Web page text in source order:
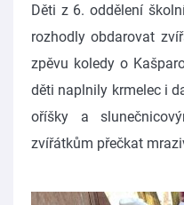
Děti z 6. oddělení
rozhodly obdarovat
zpěvu koledy o
děti naplnily krmelec i
oříšky a
zvířátkům přečkat